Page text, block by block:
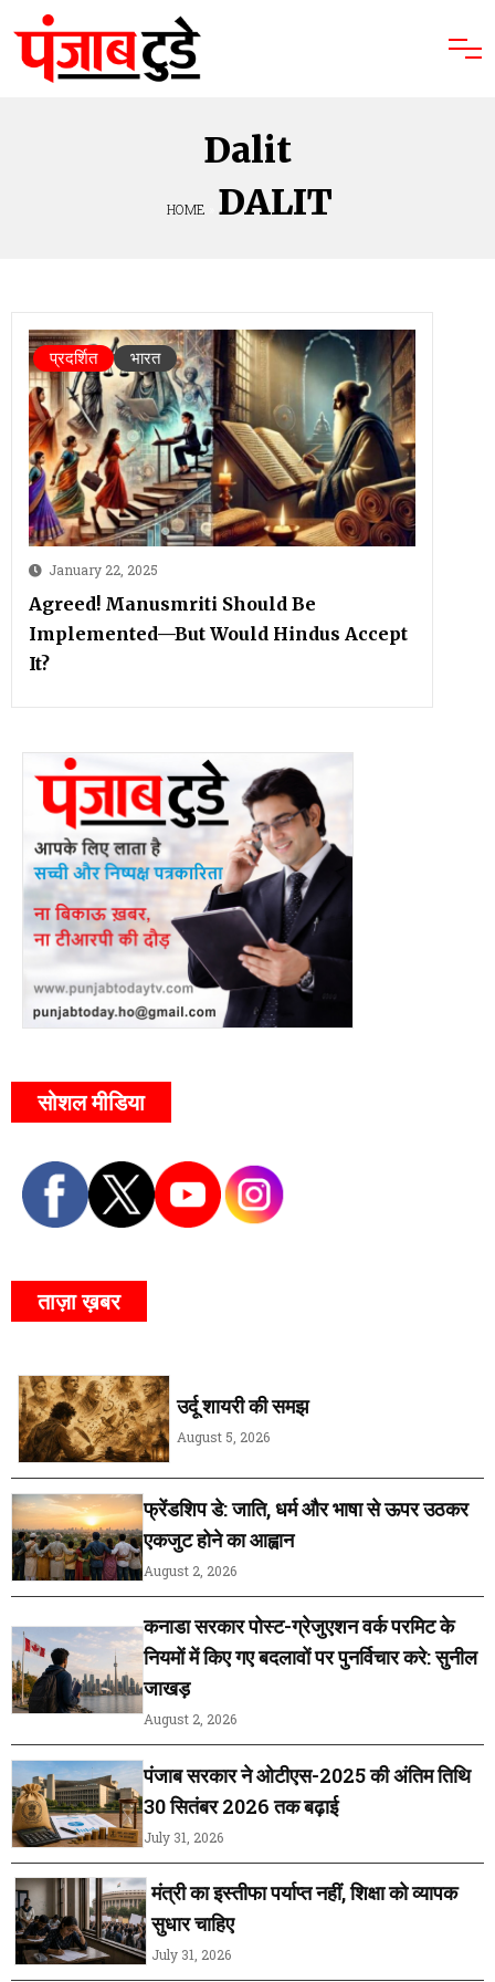
Dalit
HOME DALIT
January 22, 2025
Agreed! Manusmriti Should Be
Implemented—But Would Hindus Accept
It?
प्रदर्शित भारत
सोशल मीडिया
ताज़ा ख़बर
उर्दू शायरी की समझ
August 5, 2026
फ्रेंडशिप डे: जाति, धर्म और भाषा से ऊपर उठकर
एकजुट होने का आह्वान
August 2, 2026
कनाडा सरकार पोस्ट-ग्रेजुएशन वर्क परमिट के
नियमों में किए गए बदलावों पर पुनर्विचार करे: सुनील
जाखड़
August 2, 2026
पंजाब सरकार ने ओटीएस-2025 की अंतिम तिथि
30 सितंबर 2026 तक बढ़ाई
July 31, 2026
मंत्री का इस्तीफा पर्याप्त नहीं, शिक्षा को व्यापक
सुधार चाहिए
July 31, 2026